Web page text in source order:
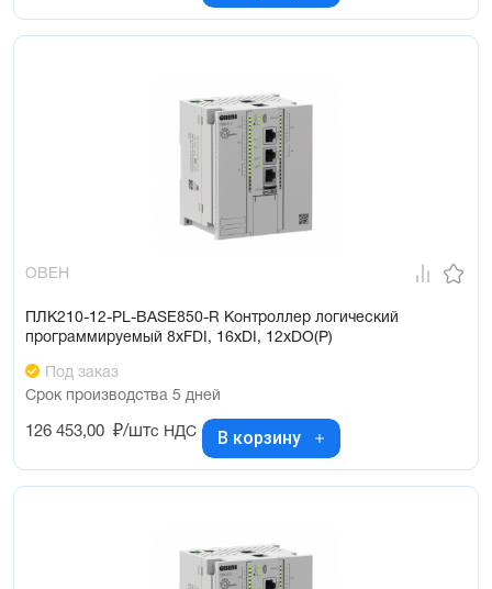
ОВЕН
ПЛК210-12-PL-BASE850-R Контроллер логический
программируемый 8xFDI, 16xDI, 12xDO(Р)
Под заказ
Срок производства 5 дней
126 453,00 ₽/штс НДС В корзину